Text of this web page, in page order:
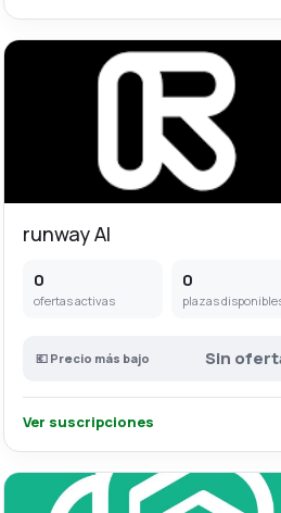
runway AI
0
ofertas activas
0
plazas
💶 Precio más bajo Sin
Ver suscripciones